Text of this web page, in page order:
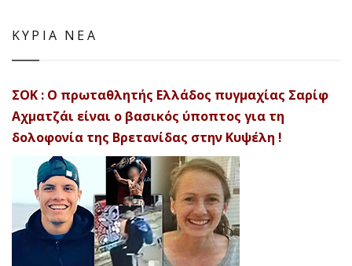
ΚΥΡΙΑ ΝΕΑ
ΣΟΚ : Ο πρωταθλητής Ελλάδος πυγμαχίας Σαρίφ
Αχματζάι είναι ο βασικός ύποπτος για τη
δολοφονία της Βρετανίδας στην Κυψέλη !